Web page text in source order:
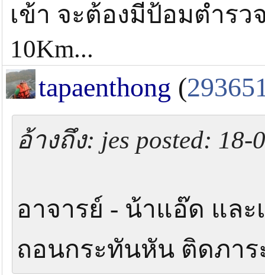
เข้า จะต้องมีป้อมตำร
10Km...
tapaenthong (
อ้างถึง: jes posted: 18-
อาจารย์ - น้าแอ๊ด แล
ถอนกระทันหัน ติดภา